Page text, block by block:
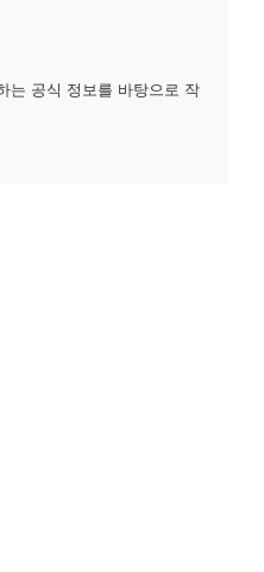
는 공식 정보를 바탕으로 작